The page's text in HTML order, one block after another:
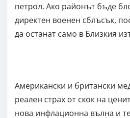
петрол. Ако районът бъде
директен военен сблъсък,
да останат само в Близкия
Американски и британски
реален страх от скок на
нова инфлационна вълна и